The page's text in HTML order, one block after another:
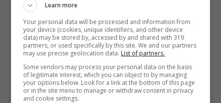
Learn more
Your personal data will be processed and information from
your device (cookies, unique identifiers, and other device
data) may be stored by, accessed by and shared with 319
partners, or used specifically by this site. We and our partners
may use precise geolocation data. List of partners.
Some vendors may process your personal data on the basis
of legitimate interest, which you can object to by managing
your options below. Look for a link at the bottom of this page
or in the site menu to manage or withdraw consent in privacy
and cookie settings.